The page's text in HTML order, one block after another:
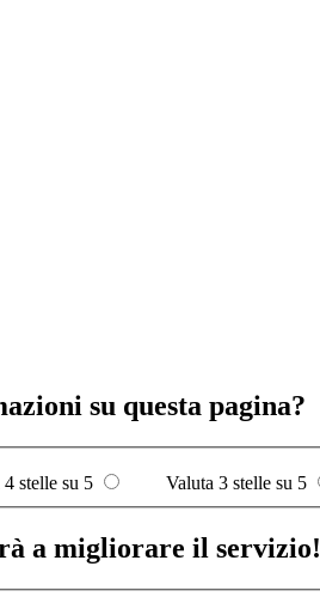
su questa pagina?
stelle su 5 Valuta 3 stelle su 5
a migliorare il servizio!